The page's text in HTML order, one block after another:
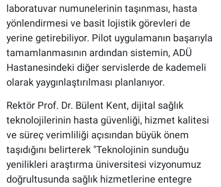
laboratuvar numunelerinin taşınması, hasta
yönlendirmesi ve basit lojistik görevleri de
yerine getirebiliyor. Pilot uygulamanın başarıyla
tamamlanmasının ardından sistemin, ADÜ
Hastanesindeki diğer servislerde de kademeli
olarak yaygınlaştırılması planlanıyor.
Rektör Prof. Dr. Bülent Kent, dijital sağlık
teknolojilerinin hasta güvenliği, hizmet kalitesi
ve süreç verimliliği açısından büyük önem
taşıdığını belirterek "Teknolojinin sunduğu
yenilikleri araştırma üniversitesi vizyonumuz
doğrultusunda sağlık hizmetlerine entegre